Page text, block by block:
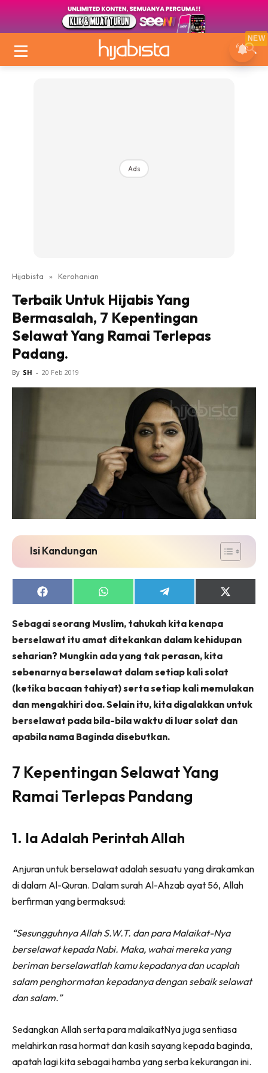
Ads
Hijabista » Kerohanian
Terbaik Untuk Hijabis Yang
Bermasalah, 7 Kepentingan
Selawat Yang Ramai Terlepas
Padang.
By SH - 20 Feb 2019
Isi Kandungan
Share
on
Share
on
Share
on
Share
on
Sebagai seorang Muslim, tahukah kita kenapa
berselawat itu amat ditekankan dalam kehidupan
seharian? Mungkin ada yang tak perasan, kita
sebenarnya berselawat dalam setiap kali solat
(ketika bacaan tahiyat) serta setiap kali memulakan
dan mengakhiri doa. Selain itu, kita digalakkan untuk
berselawat pada bila-bila waktu di luar solat dan
apabila nama Baginda disebutkan.
7 Kepentingan Selawat Yang
Ramai Terlepas Pandang
1. Ia Adalah Perintah Allah
Anjuran untuk berselawat adalah sesuatu yang dirakamkan
di dalam Al-Quran. Dalam surah Al-Ahzab ayat 56, Allah
berfirman yang bermaksud:
“Sesungguhnya Allah S.W.T. dan para Malaikat-Nya
berselawat kepada Nabi. Maka, wahai mereka yang
beriman berselawatlah kamu kepadanya dan ucaplah
salam penghormatan kepadanya dengan sebaik selawat
dan salam.”
Sedangkan Allah serta para malaikatNya juga sentiasa
melahirkan rasa hormat dan kasih sayang kepada baginda,
apatah lagi kita sebagai hamba yang serba kekurangan ini.
NEW